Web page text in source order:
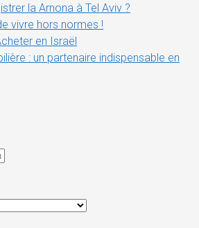
la Arnona à Tel Aviv ?
vivre hors normes !
en Israël
: un partenaire indispensable en